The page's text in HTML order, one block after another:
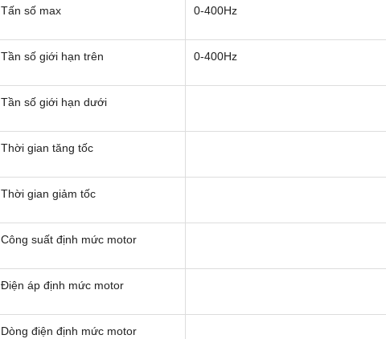
Tấn số max 0-400Hz
Tần số giới hạn trên 0-400Hz
Tần số giới hạn dưới
Thời gian tăng tốc
Thời gian giảm tốc
Công suất định mức motor
Điện áp định mức motor
Dòng điện định mức motor